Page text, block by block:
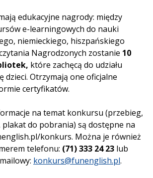
edukacyjne nagrody: między
e-learningowych do nauki
niemieckiego, hiszpańskiego
Nagrodzonych zostanie 10
które zachęcą do udziału
dzieci. Otrzymają one oficjalne
certyfikatów.
na temat konkursu (przebieg,
plakat do pobrania) są dostępne na
konkurs. Można je również
telefonu: (71) 333 24 23 lub
konkurs@funenglish.pl.